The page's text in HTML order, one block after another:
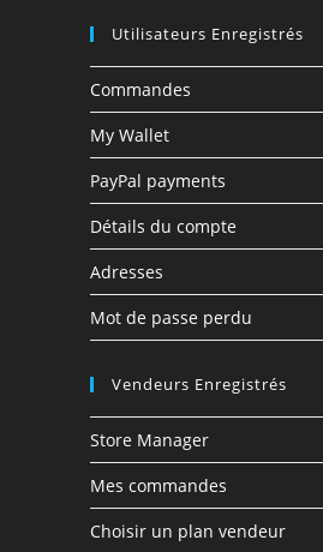
Utilisateurs Enregistrés
Commandes
My Wallet
PayPal payments
Détails du compte
Adresses
Mot de passe perdu
Vendeurs Enregistrés
Store Manager
Mes commandes
Choisir un plan vendeur